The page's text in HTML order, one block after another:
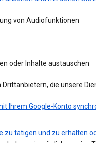
von Audiofunktionen
oder Inhalte austauschen
die unsere
Ihrem Google-Konto
zu tätigen und zu erhalten